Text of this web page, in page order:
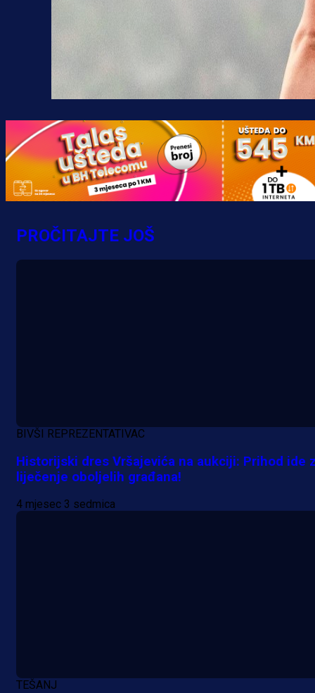
PROČITAJTE JOŠ
BIVŠI REPREZENTATIVAC
Historijski dres Vršajevića na aukciji: Prihod ide
liječenje oboljelih građana!
4 mjesec 3 sedmica
TEŠANJ